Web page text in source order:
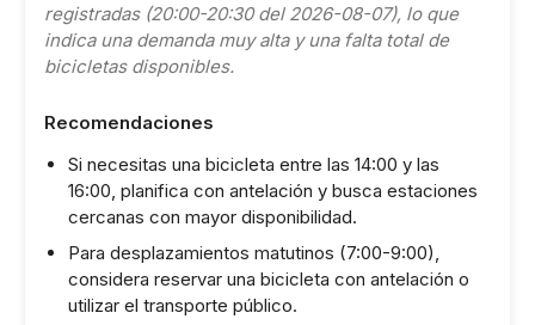
registradas (20:00-20:30 del 2026-08-07), lo que
indica una demanda muy alta y una falta total de
bicicletas disponibles.
Recomendaciones
Si necesitas una bicicleta entre las 14:00 y las
16:00, planifica con antelación y busca estaciones
cercanas con mayor disponibilidad.
Para desplazamientos matutinos (7:00-9:00),
considera reservar una bicicleta con antelación o
utilizar el transporte público.